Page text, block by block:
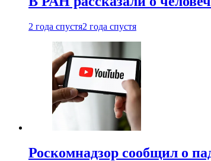
2 года спустя2 года спустя
Роскомнадзор сообщил о